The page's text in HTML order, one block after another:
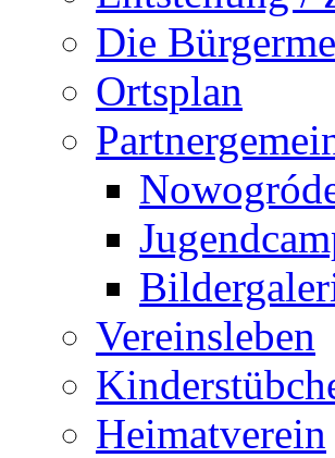
Die
Ortsplan
Vereinsleben
Heimatverein